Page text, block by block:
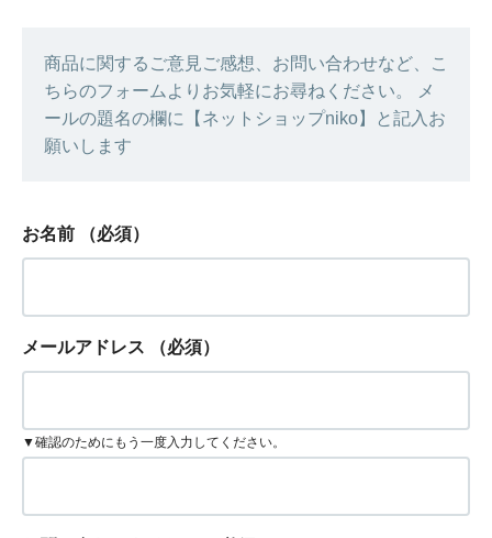
商品に関するご意見ご感想、お問い合わせなど、こ
ちらのフォームよりお気軽にお尋ねください。 メ
ールの題名の欄に【ネットショップniko】と記入お
願いします
お名前 （必須）
メールアドレス （必須）
▼確認のためにもう一度入力してください。